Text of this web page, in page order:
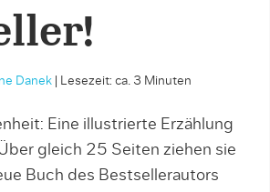
Danek Lesezeit: ca. 3 Minuten
Eine illustrierte Erzählung
gleich 25 Seiten ziehen sie
Buch des Bestsellerautors